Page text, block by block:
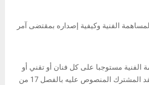
الفنية وكيفية إصداره بمقتضى آمر
الفنية مستوجبا على كل فنان أو تقني أو
إداري طرفا في العقد المشترك المنصوص عليه بالفصل 17 من